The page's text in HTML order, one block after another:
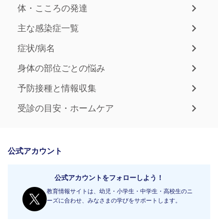
体・こころの発達
主な感染症一覧
症状/病名
身体の部位ごとの悩み
予防接種と情報収集
受診の目安・ホームケア
公式アカウント
公式アカウントをフォローしよう！
教育情報サイトは、幼児・小学生・中学生・高校生のニ
ーズに合わせ、みなさまの学びをサポートします。